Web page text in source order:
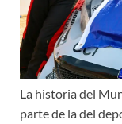
La historia del
parte de la del